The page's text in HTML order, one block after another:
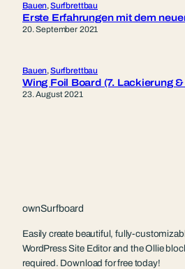
Bauen, Surfbrettbau
Erste Erfahrungen mit dem
20. September 2021
Bauen, Surfbrettbau
Wing Foil Board (7. Lackierung
23. August 2021
ownSurfboard
Easily create beautiful, fully-
WordPress Site Editor and the Ollie
required. Download for free today!